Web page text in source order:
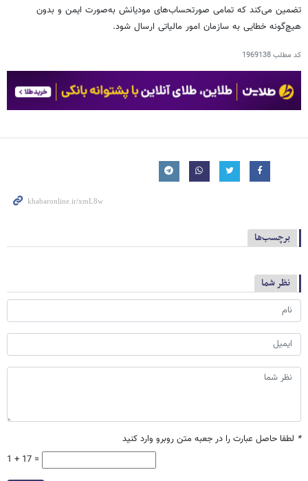
تضمین می‌کند که تمامی صورتحساب‌های مودیانش به‌صورت ایمن و بدون
هیچ‌گونه خطایی به سازمان امور مالیاتی ارسال شود.
کد مطلب1969138
برچسب‌ها
نظر شما
* لطفا حاصل عبارت را در جعبه متن روبرو وارد کنید
1 + 17 =